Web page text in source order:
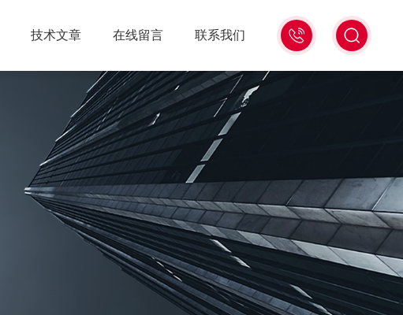
18516586104
微
技术文章 在线留言 联系我们